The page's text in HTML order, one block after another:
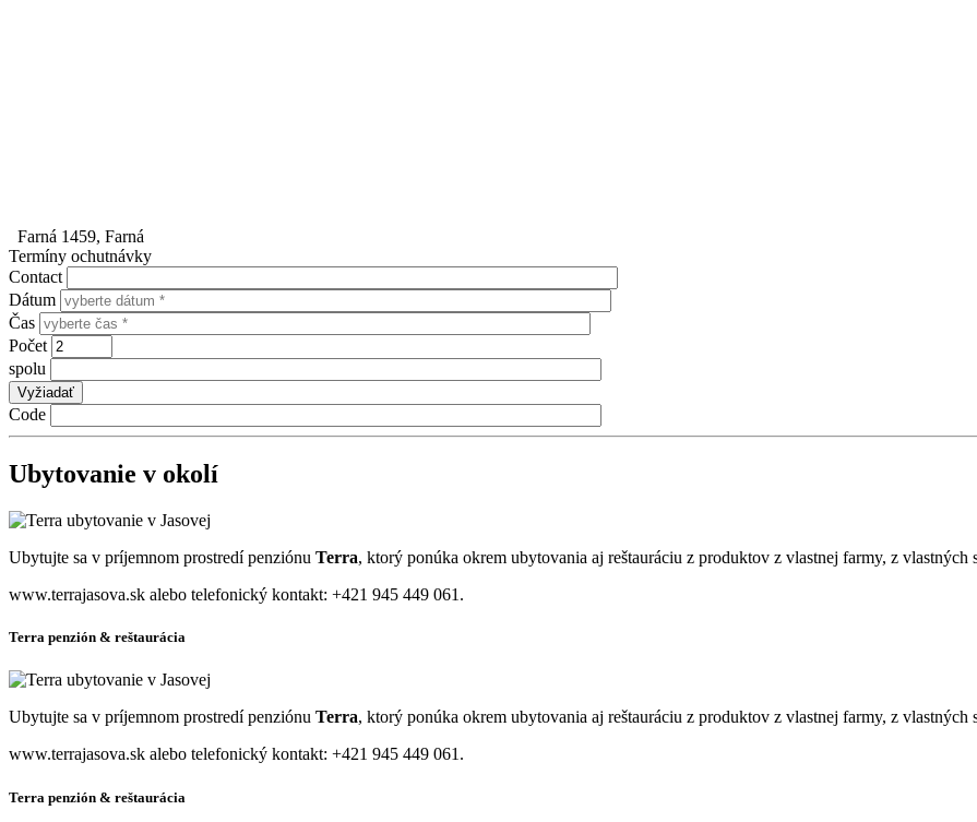
Farná 1459, Farná
Termíny ochutnávky
Contact
Dátum
Čas
Počet
spolu
Code
Ubytovanie v okolí
Ubytujte sa v príjemnom prostredí penziónu Terra, ktorý ponúka okrem ubytovania aj reštauráciu z produktov z vlastnej farmy, z
www.terrajasova.sk alebo telefonický kontakt: +421 945 449 061.
Terra penzión & reštaurácia
Ubytujte sa v príjemnom prostredí penziónu Terra, ktorý ponúka okrem ubytovania aj reštauráciu z produktov z vlastnej farmy, z
www.terrajasova.sk alebo telefonický kontakt: +421 945 449 061.
Terra penzión & reštaurácia